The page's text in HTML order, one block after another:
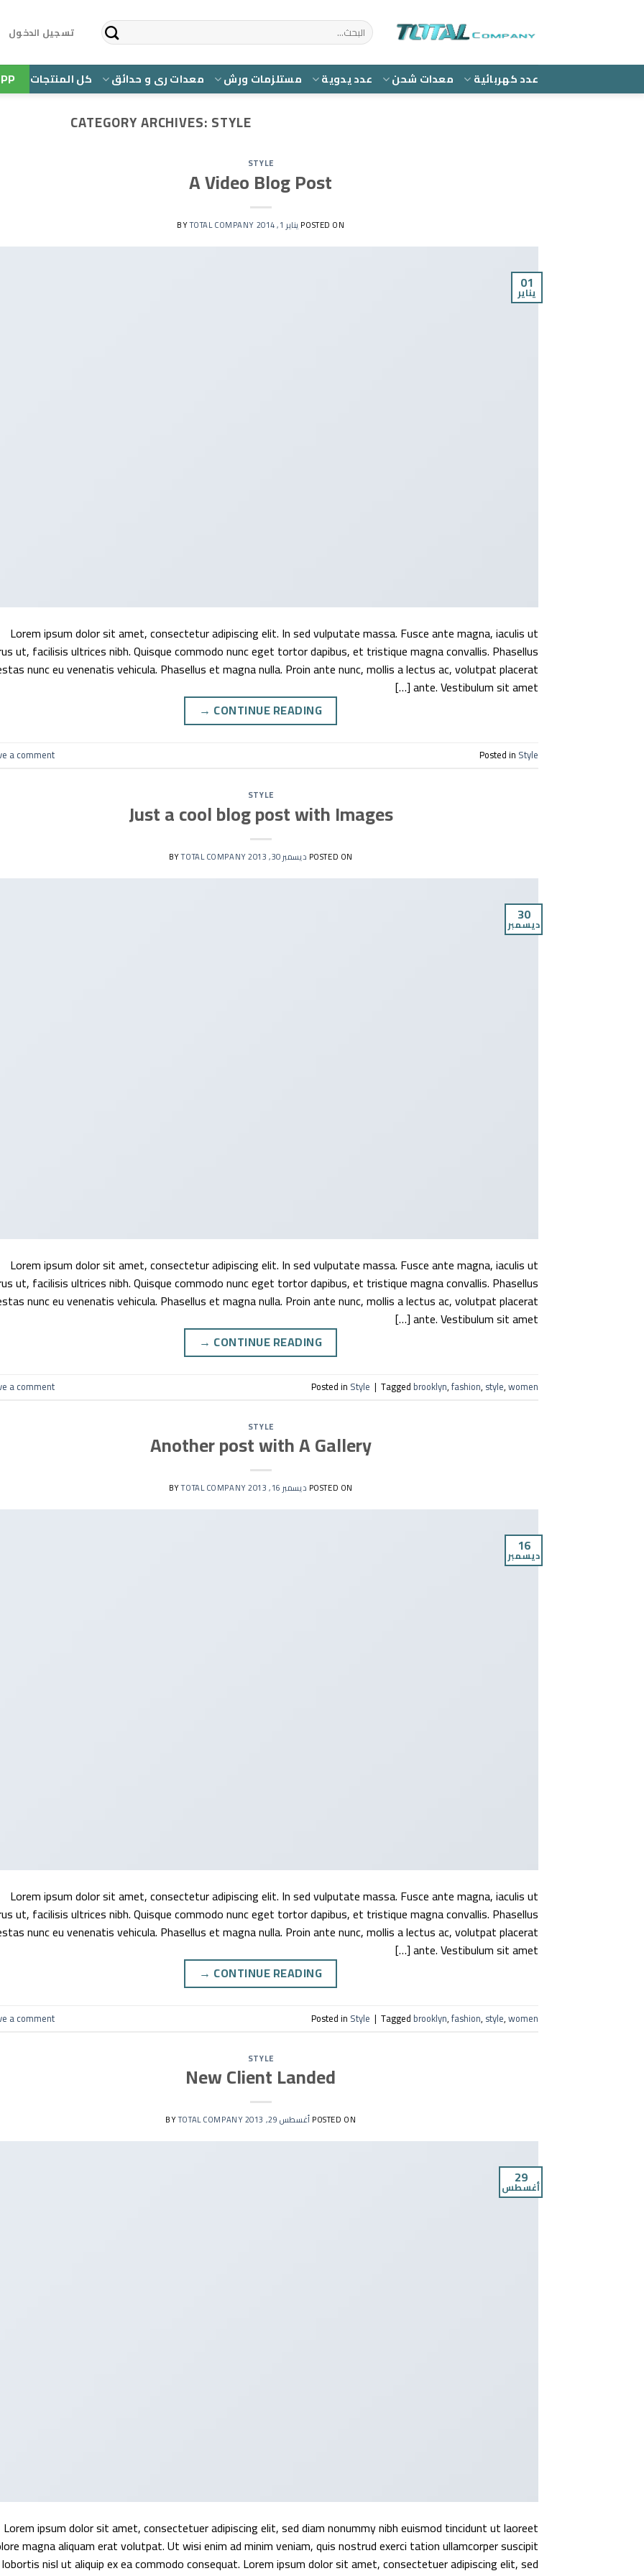
البحث
عن:
تسجيل الدخول
عدد كهربائية معدات شحن عدد يدوية مستلزمات ورش معدات رى و حدائق كل المنتجات
CATEGORY ARCHIVES: STYLE
STYLE
A Video Blog Post
POSTED ON يناير 1, 2014 TOTAL COMPANY
01
يناير
Lorem ipsum dolor sit amet, consectetur adipiscing elit. In sed vulputate massa. Fusce ante magna, iaculis ut
ut, facilisis ultrices nibh. Quisque commodo nunc eget tortor dapibus, et tristique magna convallis. Phasellus
nunc eu venenatis vehicula. Phasellus et magna nulla. Proin ante nunc, mollis a lectus ac, volutpat placerat
ante. Vestibulum sit amet […]
CONTINUE READING
→
Posted in Style
a comment
STYLE
Just a cool blog post with Images
POSTED ON ديسمبر 30, 2013 BY
TOTAL COMPANY
30
ديسمبر
Lorem ipsum dolor sit amet, consectetur adipiscing elit. In sed vulputate massa. Fusce ante magna, iaculis ut
ut, facilisis ultrices nibh. Quisque commodo nunc eget tortor dapibus, et tristique magna convallis. Phasellus
nunc eu venenatis vehicula. Phasellus et magna nulla. Proin ante nunc, mollis a lectus ac, volutpat placerat
ante. Vestibulum sit amet […]
CONTINUE READING
→
Posted in Style | Tagged brooklyn,fashion, style,women
a comment
STYLE
Another post with A Gallery
POSTED ON ديسمبر 16, 2013 BY
TOTAL COMPANY
16
ديسمبر
Lorem ipsum dolor sit amet, consectetur adipiscing elit. In sed vulputate massa. Fusce ante magna, iaculis ut
ut, facilisis ultrices nibh. Quisque commodo nunc eget tortor dapibus, et tristique magna convallis. Phasellus
nunc eu venenatis vehicula. Phasellus et magna nulla. Proin ante nunc, mollis a lectus ac, volutpat placerat
ante. Vestibulum sit amet […]
CONTINUE READING
→
Posted in Style | Tagged brooklyn,fashion, style,women
a comment
STYLE
New Client Landed
POSTED ONأغسطس 29, 2013 TOTAL COMPANY
29
أغسطس
Lorem ipsum dolor sit amet, consectetuer adipiscing elit, sed diam nonummy nibh euismod tincidunt ut laoreet
magna aliquam erat volutpat. Ut wisi enim ad minim veniam, quis nostrud exerci tation ullamcorper suscipit
lobortis nisl ut aliquip ex ea commodo consequat. Lorem ipsum dolor sit amet, consectetuer adipiscing elit, sed